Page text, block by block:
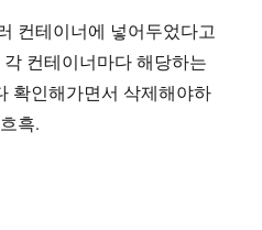
컨테이너에 넣어두었다고
컨테이너마다 해당하는
확인해가면서 삭제해야하
흑.